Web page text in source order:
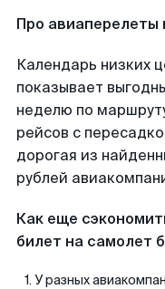
Про
Календарь низких
показывает
неделю по
рейсов с
дорогая из
рублей
Как еще
билет на самолет
У разных